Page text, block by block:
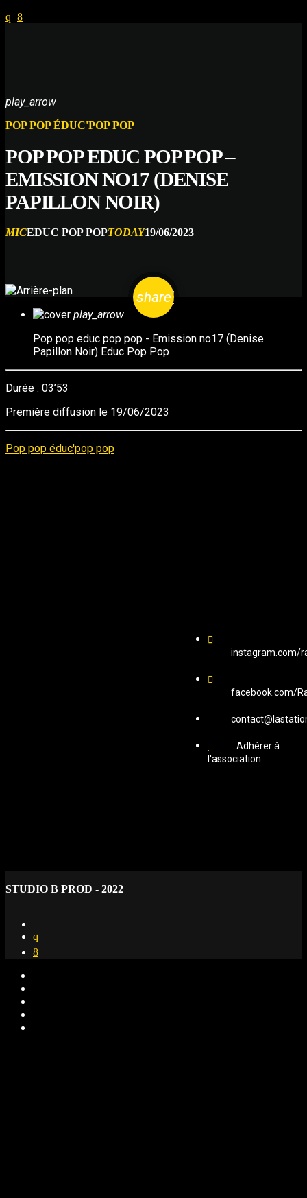
play_arrow
POP POP ÉDUC'POP POP
POP POP EDUC POP POP –
EMISSION NO17 (DENISE
PAPILLON NOIR)
MICEDUC POP POPTODAY19/06/2023
share
email
play_arrow
Pop pop educ pop pop - Emission no17 (Denise
Papillon Noir) Educ Pop Pop
Durée : 03’53
Première diffusion le 19/06/2023
Pop pop éduc'pop pop
instagram.com/
facebook.com/
Adhérer à
l'association
STUDIO B PROD - 2022